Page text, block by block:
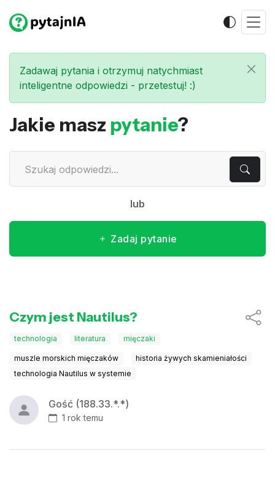
Zadawaj pytania i otrzymuj natychmiast
inteligentne odpowiedzi - przetestuj! :)
Jakie masz pytanie?
lub
Zadaj pytanie
Czym jest Nautilus?
technologia literatura mięczaki
muszle morskich mięczaków
historia żywych skamieniałości
technologia Nautilus w systemie
Gość (188.33.*.*)
1 rok temu